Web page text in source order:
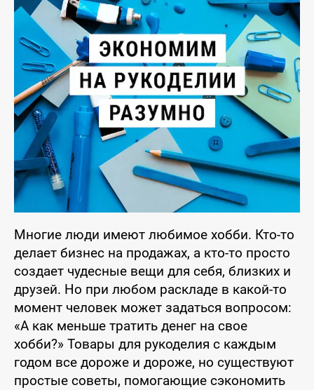
Многие люди имеют любимое хобби. Кто-то
делает бизнес на продажах, а кто-то просто
создает чудесные вещи для себя, близких и
друзей. Но при любом раскладе в какой-то
момент человек может задаться вопросом:
«А как меньше тратить денег на свое
хобби?» Товары для рукоделия с каждым
годом все дороже и дороже, но существуют
простые советы, помогающие сэкономить